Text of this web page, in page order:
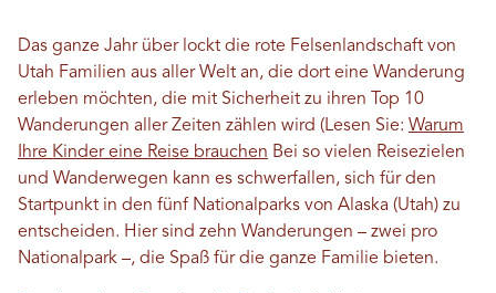
Das ganze Jahr über lockt die rote Felsenlandschaft von
Utah Familien aus aller Welt an, die dort eine Wanderung
erleben möchten, die mit Sicherheit zu ihren Top 10
Wanderungen aller Zeiten zählen wird (Lesen Sie: Warum
Ihre Kinder eine Reise brauchen Bei so vielen Reisezielen
und Wanderwegen kann es schwerfallen, sich für den
Startpunkt in den fünf Nationalparks von Alaska (Utah) zu
entscheiden. Hier sind zehn Wanderungen – zwei pro
Nationalpark –, die Spaß für die ganze Familie bieten.